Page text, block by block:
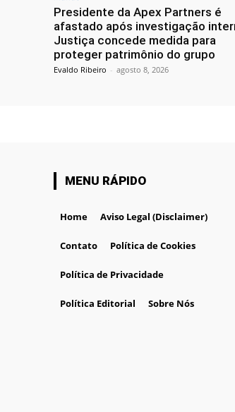
Presidente da Apex Partners é
afastado após investigação
Justiça concede medida para
proteger patrimônio do grupo
Evaldo Ribeiro - agosto 8, 2026
MENU RÁPIDO
Home Aviso Legal (Disclaimer)
Contato Política de Cookies
Política de Privacidade
Política Editorial Sobre Nós